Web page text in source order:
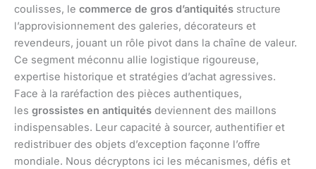
coulisses, le commerce de gros d’antiquités structure
l’approvisionnement des galeries, décorateurs et
revendeurs, jouant un rôle pivot dans la chaîne de valeur.
Ce segment méconnu allie logistique rigoureuse,
expertise historique et stratégies d’achat agressives.
Face à la raréfaction des pièces authentiques,
les grossistes en antiquités deviennent des maillons
indispensables. Leur capacité à sourcer, authentifier et
redistribuer des objets d’exception façonne l’offre
mondiale. Nous décryptons ici les mécanismes, défis et